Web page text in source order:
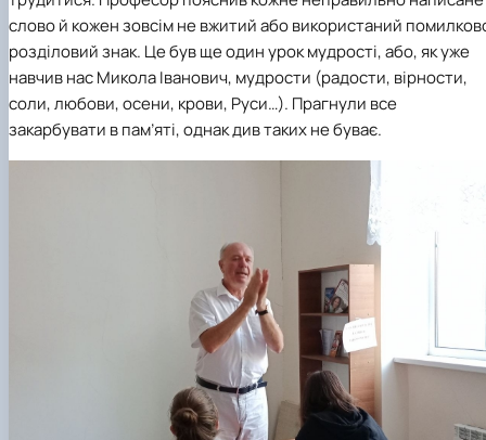
слово й кожен зовсім не вжитий або використаний
розділовий знак. Це був ще один урок мудрості, або, як уже
навчив нас Микола Іванович, мудрости (радости, вірности,
соли, любови, осени, крови, Руси…). Прагнули все
закарбувати в пам’яті, однак див таких не буває.